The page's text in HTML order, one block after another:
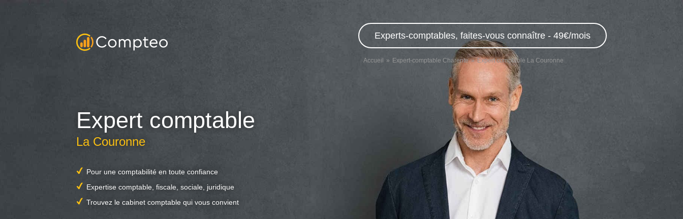
Experts-comptables, faites-vous connaître - 49€/mois
Accueil Expert-comptable Charente Expert comptable La Couronne
Expert comptable
La Couronne
Pour une comptabilité en toute confiance
Expertise comptable, fiscale, sociale, juridique
Trouvez le cabinet comptable qui vous convient